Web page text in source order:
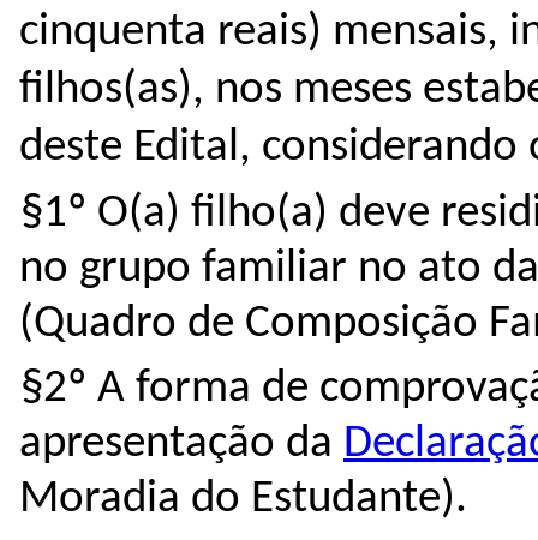
cinquenta reais) mensais,
filhos(as), nos meses
deste Edital, considerando
§1º O(a) filho(a) deve
no grupo familiar no ato
(Quadro de Composição
§2º A forma de
apresentação da
Moradia do Estudante).